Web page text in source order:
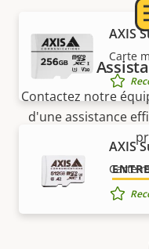
AXIS
Carte
AXIS
Carte
Contactez notre
d'une assistance